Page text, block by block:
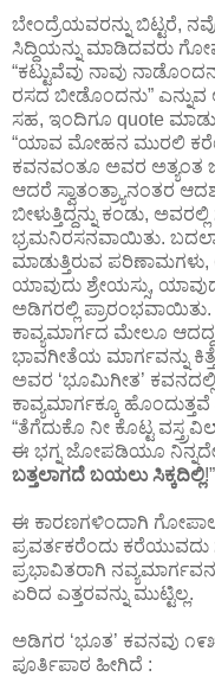
ಬೇಂದ್ರೆಯವರನ್ನು ಬಿಟ್ಟರೆ,
ಸಿದ್ಧಿಯನ್ನು ಮಾಡಿದವರು
“ಕಟ್ಟುವೆವು ನಾವು
ರಸದ ಬೀಡೊಂದನು”
ಸಹ, ಇಂದಿಗೂ quote
“ಯಾವ ಮೋಹನ ಮುರಲಿ
ಕವನವಂತೂ ಅವರ
ಆದರೆ ಸ್ವಾತಂತ್ರ್ಯಾನಂತರ
ಬೀಳುತ್ತಿದ್ದನ್ನು ಕಂಡು,
ಭ್ರಮನಿರಸನವಾಯಿತು.
ಮಾಡುತ್ತಿರುವ
ಯಾವುದು ಶ್ರೇಯಸ್ಸು,
ಅಡಿಗರಲ್ಲಿ
ಕಾವ್ಯಮಾರ್ಗದ ಮೇಲೂ
ಭಾವಗೀತೆಯ ಮಾರ್ಗವನ್ನು
ಅವರ ‘ಭೂಮಿಗೀತ’
ಕಾವ್ಯಮಾರ್ಗಕ್ಕೂ
“ತೆಗೆದುಕೊ ನೀ ಕೊಟ್ಟ
ಈ ಭಗ್ನ ಜೋಪಡಿಯೂ
ಬತ್ತಲಾಗದೆ ಬಯಲು ಸಿಕ್ಕದಿಲ್ಲಿ!”
ಈ ಕಾರಣಗಳಿಂದಾಗಿ
ಪ್ರವರ್ತಕರೆಂದು
ಪ್ರಭಾವಿತರಾಗಿ
ಏರಿದ ಎತ್ತರವನ್ನು ಮುಟ್ಟಿಲ್ಲ.
ಅಡಿಗರ ‘ಭೂತ’ ಕವನವು
ಪೂರ್ತಿಪಾಠ ಹೀಗಿದೆ :